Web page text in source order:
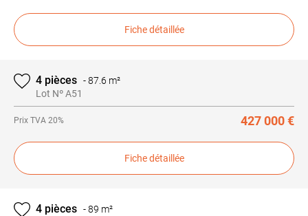
Fiche détaillée
4 pièces -87.6 m²
Lot Nº A51
Prix TVA 20% 427 000 €
Fiche détaillée
4 pièces -89 m²